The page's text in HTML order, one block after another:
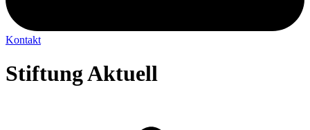
Kontakt
Stiftung Aktuell